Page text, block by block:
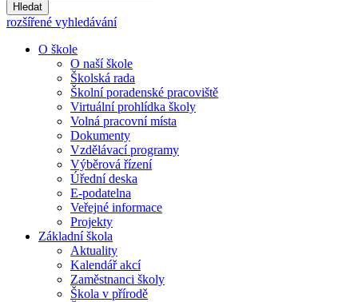
Hledat
rozšířené vyhledávání
O škole
O naší škole
Školská rada
Školní poradenské pracoviště
Virtuální prohlídka školy
Volná pracovní místa
Dokumenty
Vzdělávací programy
Výběrová řízení
Úřední deska
E-podatelna
Veřejné informace
Projekty
Základní škola
Aktuality
Kalendář akcí
Zaměstnanci školy
Škola v přírodě